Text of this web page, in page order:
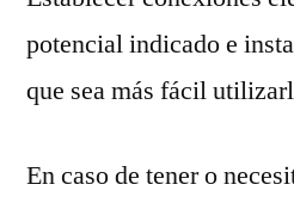
potencial indicado e
que sea más fácil
En caso de tener o